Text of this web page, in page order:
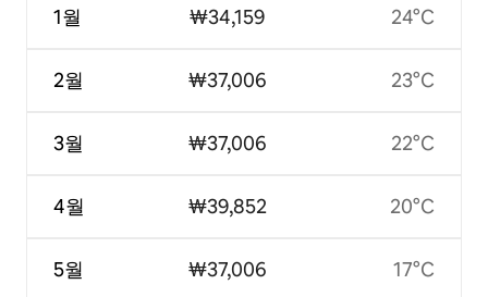
1월
2월
3월
4월
5월
₩34,159
₩37,006
₩37,006
₩39,852
₩37,006
24°C
23°C
22°C
20°C
17°C